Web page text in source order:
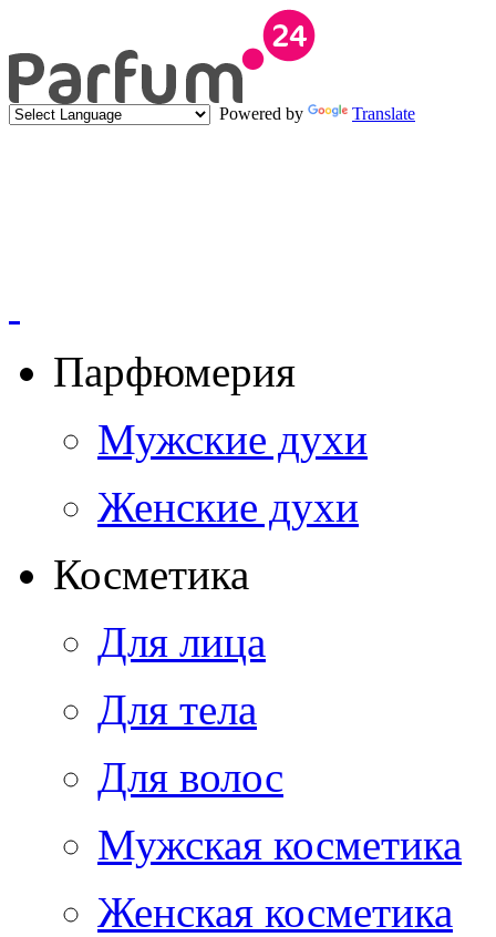
Powered by Translate
Парфюмерия
Мужские духи
Женские духи
Косметика
Для лица
Для тела
Для волос
Мужская косметика
Женская косметика